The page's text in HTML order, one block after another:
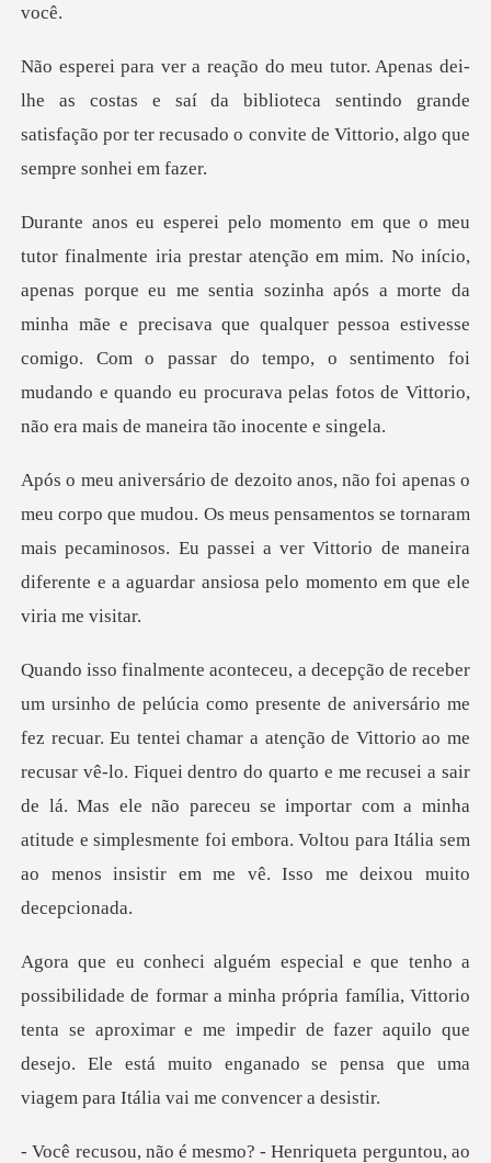
costas e saí da biblioteca sentindo grande
satisfação por ter
eu me sentia sozinha após a morte da
minha mãe e precisava que qualquer pessoa estivesse
comigo. Com o passar do tempo,
s meus pensamentos se tornaram
mais pecaminosos. Eu passei a ver Vittorio de ma
chamar a atenção de Vittorio ao me
recusar vê-lo. Fiquei dentro do quarto e me recusei a sair
de lá. Mas ele não pareceu se importar
ópria família, Vittorio
tenta se aproximar e me impedir de fazer aquilo que
desejo. E
Henriqueta perguntou, ao